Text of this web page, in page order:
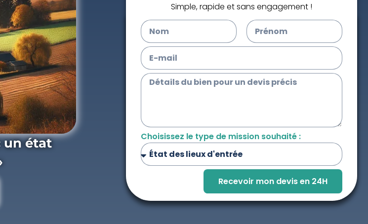
un état
Simple, rapide et sans engagement !
Choisissez le type de mission souhaité :
Recevoir mon devis en 24H